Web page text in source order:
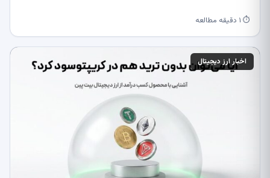
⏱ ۱ دقیقه مطالعه
اخبار ارز دیجیتال